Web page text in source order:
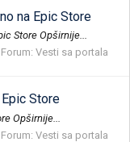
na Epic Store
Store Opširnije...
Forum: Vesti sa portala
Store
Opširnije...
Forum: Vesti sa portala